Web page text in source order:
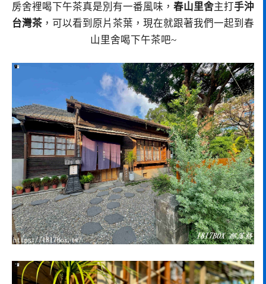
房舍裡喝下午茶真是別有一番風味， 春山里舍主打手沖
台灣茶 ，可以看到原片茶葉，現在就跟著我們一起到春
山里舍喝下午茶吧~